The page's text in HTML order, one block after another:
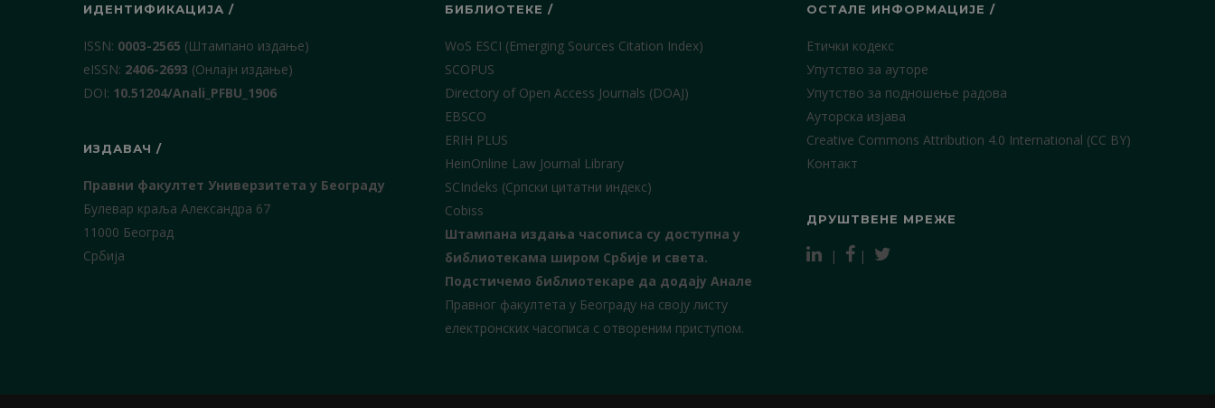
ИДЕНТИФИКАЦИЈА /
ISSN: 0003-2565 (Штампано издање)
еISSN: 2406-2693 (Онлајн издање)
DOI: 10.51204/Anali_PFBU_1906
ИЗДАВАЧ /
Правни факултет Универзитета у Београду
Булевар краља Александра 67
11000 Београд
Србија
БИБЛИОТЕКЕ /
WoS ESCI (Emerging Sources Citation Index)
SCOPUS
Directory of Open Access Journals (DOAJ)
EBSCO
ERIH PLUS
HeinOnline Law Journal Library
SCIndeks (Српски цитатни индекс)
Cobiss
Штампана издања часописа су доступна у
библиотекама широм Србије и света.
Подстичемо библиотекаре да додају Анале
Правног факултета у Београду на своју листу
електронских часописа с отвореним приступом.
ОСТАЛЕ ИНФОРМАЦИЈЕ /
Етички кодекс
Упутство за ауторе
Упутство за подношење радова
Ауторска изјава
Creative Commons Attribution 4.0 International (CC BY)
Контакт
ДРУШТВЕНЕ МРЕЖЕ
| |